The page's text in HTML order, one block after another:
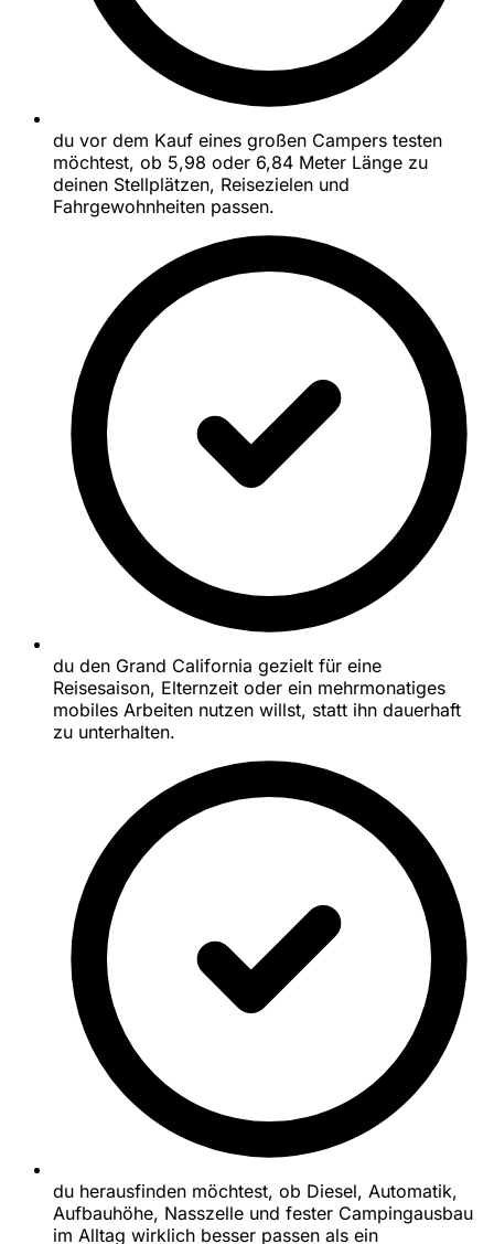
du vor dem Kauf eines großen Campers testen
möchtest, ob 5,98 oder 6,84 Meter Länge zu
deinen Stellplätzen, Reisezielen und
Fahrgewohnheiten passen.
du den Grand California gezielt für eine
Reisesaison, Elternzeit oder ein mehrmonatiges
mobiles Arbeiten nutzen willst, statt ihn dauerhaft
zu unterhalten.
du herausfinden möchtest, ob Diesel, Automatik,
Aufbauhöhe, Nasszelle und fester Campingausbau
im Alltag wirklich besser passen als ein